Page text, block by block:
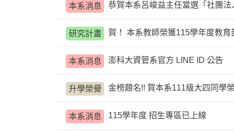
本系消息 恭賀本系呂峻益主任當選「社團
研究計畫 賀！ 本系教師榮獲115學年度教
本系消息 澎科大資管系官方 LINE ID 公告
升學榮譽 金榜題名!! 賀本系111級大四同學
本系消息 115學年度 招生專區已上線